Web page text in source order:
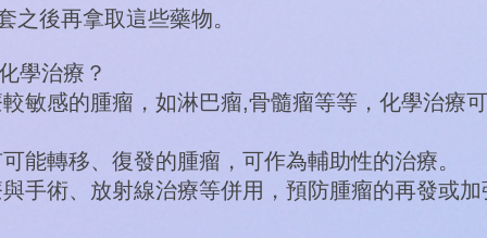
之後再拿取這些藥物。
學治療？
的腫瘤，如淋巴瘤,骨髓瘤等等，化學治療可
移、復發的腫瘤，可作為輔助性的治療。
、放射線治療等併用，預防腫瘤的再發或加